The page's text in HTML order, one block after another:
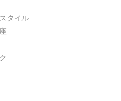
タイル